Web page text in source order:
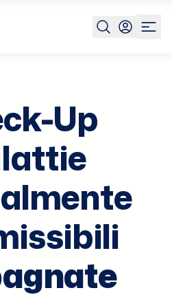
Garbagnate Milanese
Up